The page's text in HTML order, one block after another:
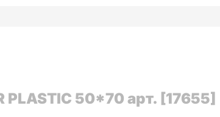
50*70 арт. [17655]